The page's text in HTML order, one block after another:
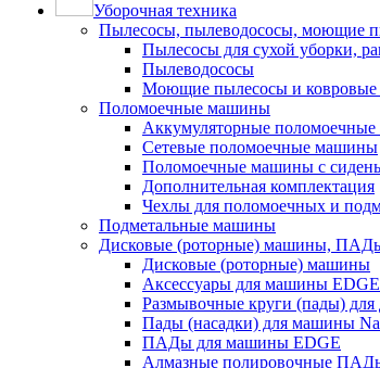
Уборочная техника
Пылесосы, пылеводососы, моющие
Пылесосы для сухой уборки,
Пылеводососы
Моющие пылесосы и ковровые
Поломоечные машины
Аккумуляторные
Сетевые поломоечные машины
Поломоечные машины с
Дополнительная комплектация
Чехлы для поломоечных и
Подметальные машины
Дисковые (роторные) машины,
Дисковые (роторные) машины
Аксессуары для машины
Размывочные круги (пады)
Пады (насадки) для машины
ПАДы для машины EDGE
Алмазные полировочные